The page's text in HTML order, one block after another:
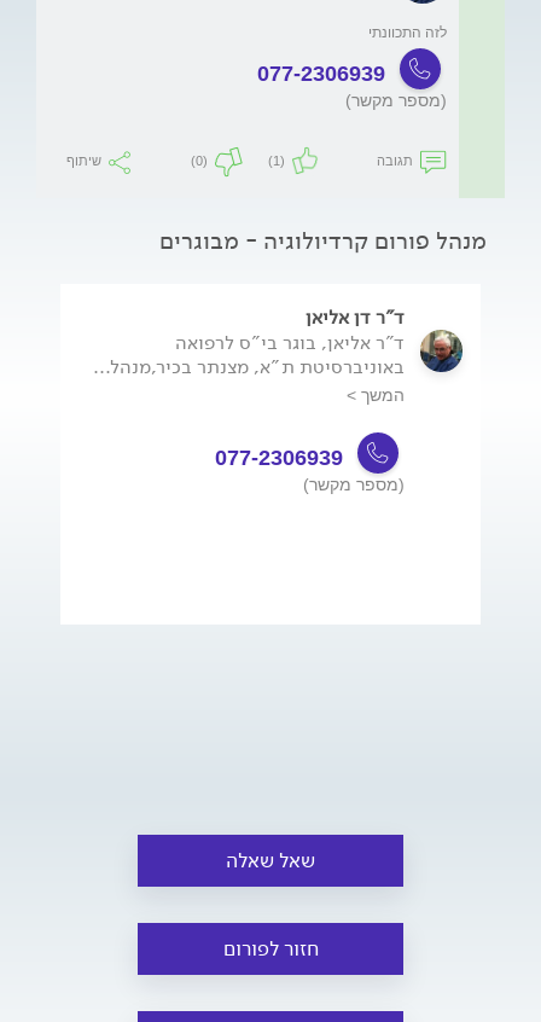
לזה התכוונתי
077-2306939
(מספר מקשר)
תגובה (1)
(0) שיתוף
מנהל פורום קרדיולוגיה - מבוגרים
ד"ר דן אליאן
ד"ר אליאן, בוגר בי"ס לרפואה
באוניברסיטת ת"א, מצנתר בכיר,מנהל...
המשך >
077-2306939
(מספר מקשר)
שאל שאלה
חזור לפורום